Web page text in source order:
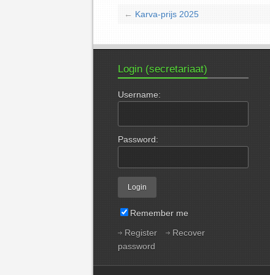
← Karva-prijs 2025
Login (secretariaat)
Username:
Password:
Remember me
Register
Recover
password